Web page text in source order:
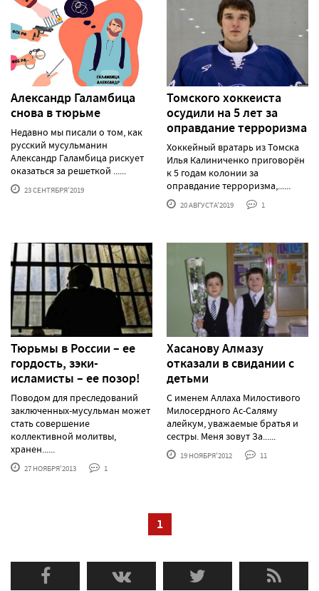
Александр Галамбица
снова в тюрьме
Недавно мы писали о том, как
русский мусульманин
Александр Галамбица рискует
оказаться за решеткой ......
23 СЕНТЯБРЯ'2019
Томского хоккеиста
осудили на 5 лет за
оправдание терроризма
Хоккейный вратарь из Томска
Илья Калиниченко приговорён
к 5 годам колонии за
оправдание терроризма,......
20 АВГУСТА'2019 1
Тюрьмы в России – ее
гордость, зэки-
исламисты – ее позор!
Поводом для преследований
заключенных-мусульман может
стать совершение
коллективной молитвы,
хранен......
27 НОЯБРЯ'2013 1
Хасанову Алмазу
отказали в свидании с
детьми
С именем Аллаха Милостивого
Милосердного Ас-Саляму
алейкум, уважаемые братья и
сестры. Меня зовут За......
19 НОЯБРЯ'2012 11
1